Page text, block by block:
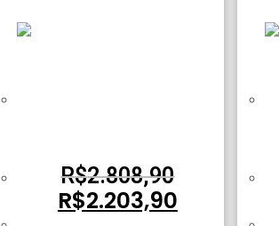
R$2.808,90
R$2.203,90